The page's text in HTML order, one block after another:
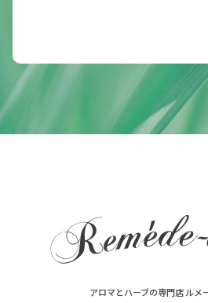
アロマとハーブの専門店 ルメ